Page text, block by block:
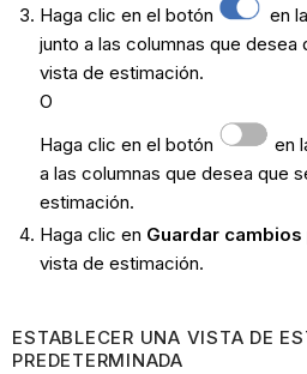
Haga clic en el botón
en la
junto a las columnas que desea
vista de estimación.
O
Haga clic en el botón
en
a las columnas que desea que
estimación.
Haga clic en Guardar cambios
vista de estimación.
ESTABLECER UNA VISTA DE
PREDETERMINADA